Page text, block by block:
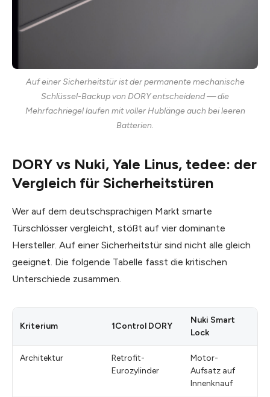
Auf einer Sicherheitstür ist der permanente mechanische
Schlüssel-Backup von DORY entscheidend — die
Mehrfachriegel laufen mit voller Hublänge auch bei leeren
Batterien.
DORY vs Nuki, Yale Linus, tedee: der
Vergleich für Sicherheitstüren
Wer auf dem deutschsprachigen Markt smarte
Türschlösser vergleicht, stößt auf vier dominante
Hersteller. Auf einer Sicherheitstür sind nicht alle gleich
geeignet. Die folgende Tabelle fasst die kritischen
Unterschiede zusammen.
Kriterium 1Control DORY
Nuki Smart
Lock
Architektur
Retrofit-
Eurozylinder
Motor-
Aufsatz auf
Innenknauf